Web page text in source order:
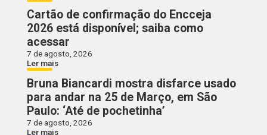
Cartão de confirmação do Encceja
2026 está disponível; saiba como
acessar
7 de agosto, 2026
Ler mais
Bruna Biancardi mostra disfarce usado
para andar na 25 de Março, em São
Paulo: ‘Até de pochetinha’
7 de agosto, 2026
Ler mais